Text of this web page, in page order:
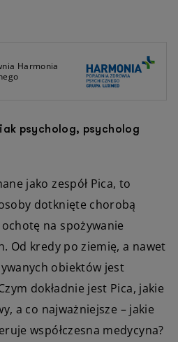
Harmonia
psycholog, psycholog
jako zespół Pica, to
dotknięte chorobą
na spożywanie
Od kredy po ziemię, a nawet
obiektów jest
dokładnie jest Pica, jakie
a co najważniejsze – jakie
współczesna medycyna?